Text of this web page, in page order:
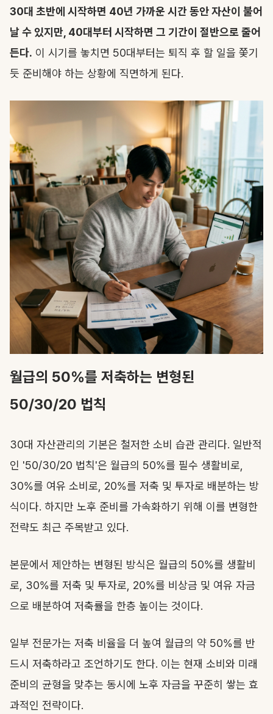
30대 초반에 시작하면 40년 가까운 시간 동안 자산이 불어
날 수 있지만, 40대부터 시작하면 그 기간이 절반으로 줄어
든다. 이 시기를 놓치면 50대부터는 퇴직 후 할 일을 쫓기
듯 준비해야 하는 상황에 직면하게 된다.
월급의 50%를 저축하는 변형된
50/30/20 법칙
30대 자산관리의 기본은 철저한 소비 습관 관리다. 일반적
인 '50/30/20 법칙'은 월급의 50%를 필수 생활비로,
30%를 여유 소비로, 20%를 저축 및 투자로 배분하는 방
식이다. 하지만 노후 준비를 가속화하기 위해 이를 변형한
전략도 최근 주목받고 있다.
본문에서 제안하는 변형된 방식은 월급의 50%를 생활비
로, 30%를 저축 및 투자로, 20%를 비상금 및 여유 자금
으로 배분하여 저축률을 한층 높이는 것이다.
일부 전문가는 저축 비율을 더 높여 월급의 약 50%를 반
드시 저축하라고 조언하기도 한다. 이는 현재 소비와 미래
준비의 균형을 맞추는 동시에 노후 자금을 꾸준히 쌓는 효
과적인 전략이다.